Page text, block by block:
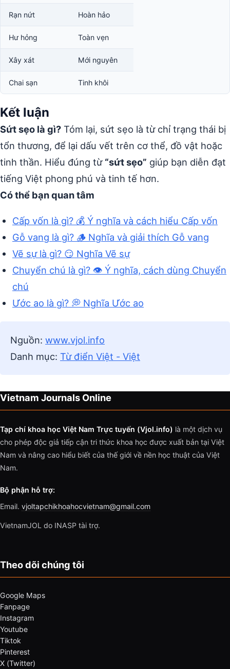
Rạn nứt Hoàn hảo
Hư hỏng Toàn vẹn
Xây xát Mới nguyên
Chai sạn Tinh khôi
Kết luận
Sứt sẹo là gì? Tóm lại, sứt sẹo là từ chỉ trạng thái bị
tổn thương, để lại dấu vết trên cơ thể, đồ vật hoặc
tinh thần. Hiểu đúng từ “sứt sẹo” giúp bạn diễn đạt
tiếng Việt phong phú và tinh tế hơn.
Có thể bạn quan tâm
Cấp vốn là gì? 💰 Ý nghĩa và cách hiểu Cấp vốn
Gỗ vang là gì? 🪵 Nghĩa và giải thích Gỗ vang
Vẽ sự là gì? 😏 Nghĩa Vẽ sự
Chuyển chú là gì? 👁️ Ý nghĩa, cách dùng Chuyển
chú
Ước ao là gì? 💭 Nghĩa Ước ao
Nguồn: www.vjol.info
Danh mục: Từ điển Việt - Việt
Vietnam Journals Online
Tạp chí khoa học Việt Nam Trực tuyến (Vjol.info) là một dịch vụ
cho phép độc giả tiếp cận tri thức khoa học được xuất bản tại Việt
Nam và nâng cao hiểu biết của thế giới về nền học thuật của Việt
Nam.
Bộ phận hỗ trợ:
Email. vjoltapchikhoahocvietnam@gmail.com
VietnamJOL do INASP tài trợ.
Theo dõi chúng tôi
Google Maps
Fanpage
Instagram
Youtube
Tiktok
Pinterest
X (Twitter)